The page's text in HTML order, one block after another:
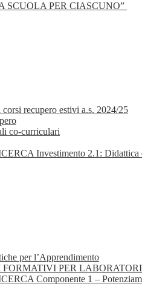
SCUOLA PER CIASCUNO”
recupero estivi a.s. 2024/25
co-curriculari
Investimento 2.1: Didattica
per l’Apprendimento
PER
Componente 1 –